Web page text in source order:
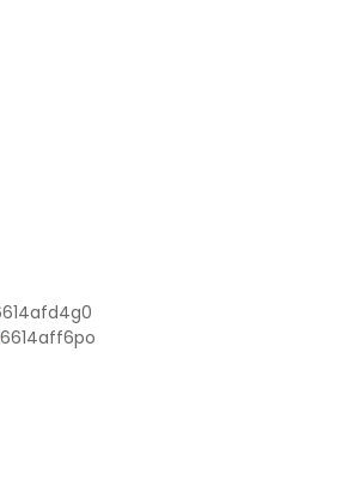
sundukları anlamına geliyor.
Shanyang